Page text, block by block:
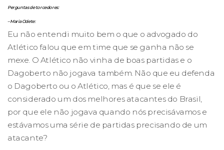
Perguntas de torcedores:
– Maria Odete:
Eu não entendi muito bem o que o advogado do
Atlético falou que em time que se ganha não se
mexe. O Atlético não vinha de boas partidas e o
Dagoberto não jogava também. Não que eu defenda
o Dagoberto ou o Atlético, mas é que se ele é
considerado um dos melhores atacantes do Brasil,
por que ele não jogava quando nós precisávamos e
estávamos uma série de partidas precisando de um
atacante?